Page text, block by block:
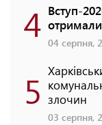
4 Вступ-
отримали
04 серпня,
5 злочин
03 серпня,